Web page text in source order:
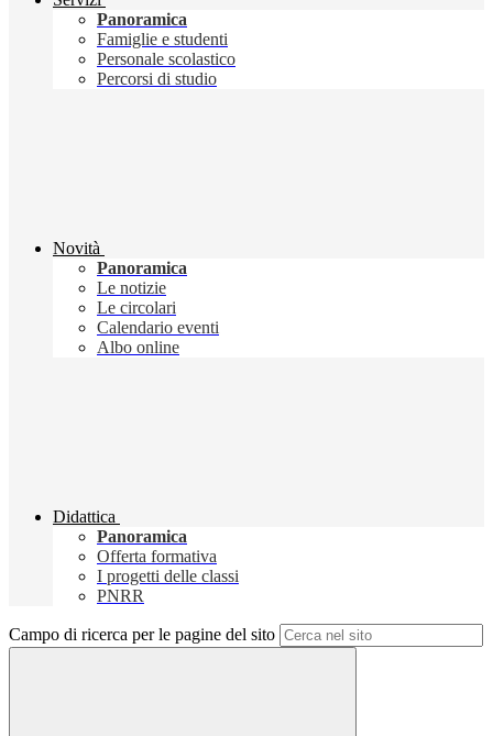
Panoramica
Famiglie e studenti
Personale scolastico
Percorsi di studio
Novità
Panoramica
Le notizie
Le circolari
Calendario eventi
Albo online
Didattica
Panoramica
Offerta formativa
I progetti delle classi
PNRR
Campo di ricerca per le pagine del sito